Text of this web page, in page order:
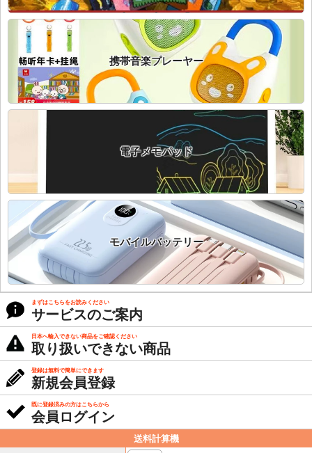
携帯音楽プレーヤー
電子メモパッド
モバイルバッテリー
まずはこちらをお読みください
サービスのご案内
日本へ輸入できない商品をご確認ください
取り扱いできない商品
登録は無料で簡単にできます
新規会員登録
既に登録済みの方はこちらから
会員ログイン
送料計算機